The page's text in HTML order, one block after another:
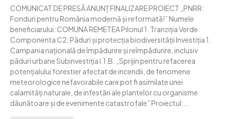
COMUNICAT DE PRESĂ ANUNȚ FINALIZARE PROIECT „PNRR:
Fonduri pentru România modernă și reformată!” Numele
beneficiarului: COMUNA REMETEA Pilonul 1. Tranziția Verde
Componenta C2: Păduri și protecția biodiversității Investiția 1.
Campania națională de împădurire și reîmpădurire, inclusiv
păduri urbane Subinvestiția I.1.B. „Sprijin pentru refacerea
potențialului forestier afectat de incendii, de fenomene
meteorologice nefavorabile care pot fi asimilate unei
calamități naturale, de infestări ale plantelor cu organisme
dăunătoare și de evenimente catastrofale” Proiectul:...